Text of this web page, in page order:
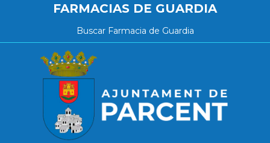
FARMACIAS DE GUARDIA
Buscar Farmacia de Guardia